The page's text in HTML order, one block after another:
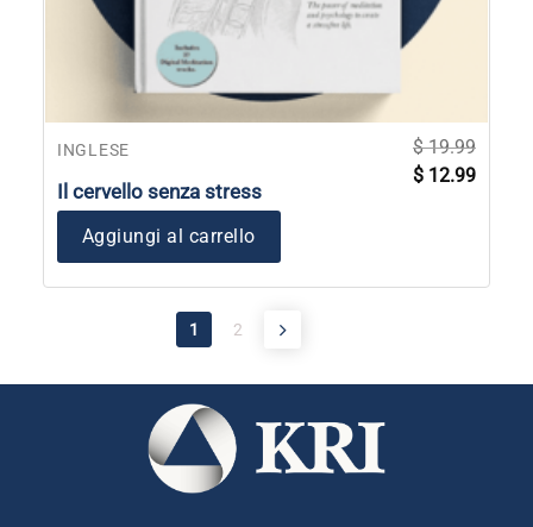
INGLESE
Il cervello senza stress
$19.99
Il
prezzo
$ 12.99Il
prezzo
Aggiungi al carrello
1 2